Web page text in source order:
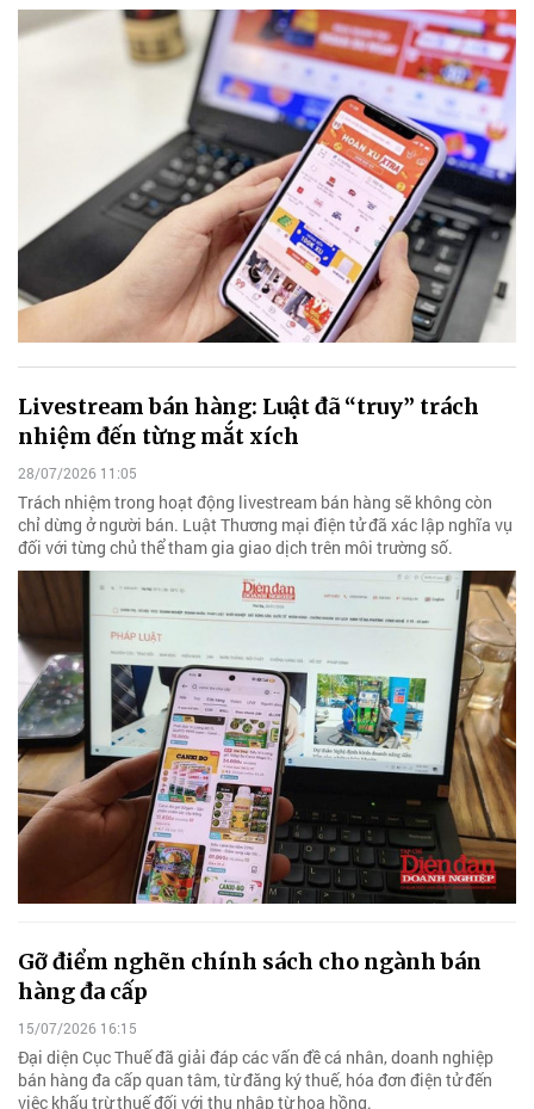
Livestream bán hàng: Luật đã “truy” trách
nhiệm đến từng mắt xích
28/07/2026 11:05
Trách nhiệm trong hoạt động livestream bán hàng sẽ không còn
chỉ dừng ở người bán. Luật Thương mại điện tử đã xác lập nghĩa vụ
đối với từng chủ thể tham gia giao dịch trên môi trường số.
Gỡ điểm nghẽn chính sách cho ngành bán
hàng đa cấp
15/07/2026 16:15
Đại diện Cục Thuế đã giải đáp các vấn đề cá nhân, doanh nghiệp
bán hàng đa cấp quan tâm, từ đăng ký thuế, hóa đơn điện tử đến
việc khấu trừ thuế đối với thu nhập từ hoa hồng.